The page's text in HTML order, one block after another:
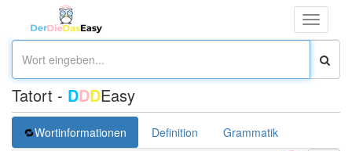
Toggle
Tatort - DDDEasy
Wortinformationen Definition Grammatik